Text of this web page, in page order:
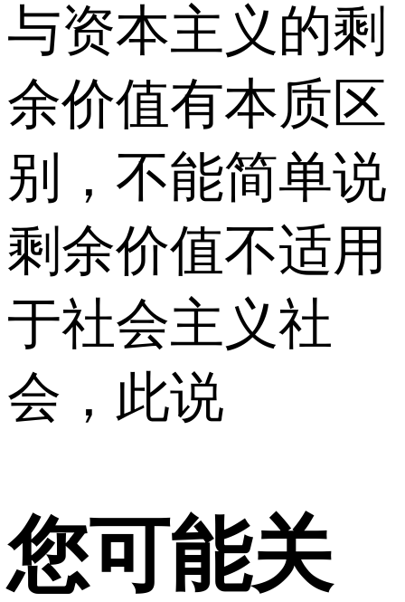
与资本主义的剩
余价值有本质区
别，不能简单说
剩余价值不适用
于社会主义社
会，此说
您可能关